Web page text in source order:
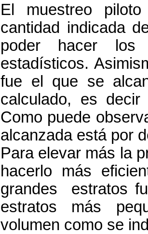
El muestreo
cantidad indicada
poder hacer
estadísticos.
fue el que se
calculado, es
Como puede
alcanzada está por
Para elevar más la
hacerlo más
grandes estratos
estratos más
volumen como se